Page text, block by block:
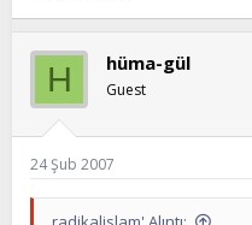
H hüma-gül
Guest
24 Şub 2007